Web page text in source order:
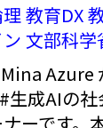
教育DX
文部科学
Azure
生成AIの
ーです。